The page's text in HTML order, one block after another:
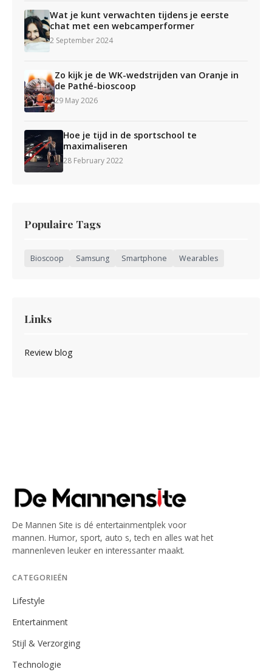
Wat je kunt verwachten tijdens je eerste
chat met een webcamperformer
2 September 2024
Zo kijk je de WK-wedstrijden van Oranje in
de Pathé-bioscoop
29 May 2026
Hoe je tijd in de sportschool te
maximaliseren
28 February 2022
Populaire Tags
Bioscoop Samsung Smartphone Wearables
Links
Review blog
De Mannen Site is dé entertainmentplek voor
mannen. Humor, sport, auto s, tech en alles wat het
mannenleven leuker en interessanter maakt.
CATEGORIEËN
Lifestyle
Entertainment
Stijl & Verzorging
Technologie